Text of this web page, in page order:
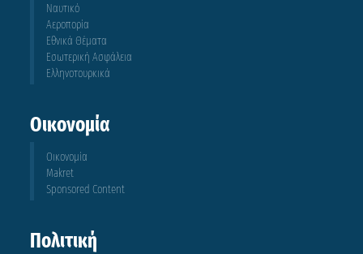
Ναυτικό
Αεροπορία
Εθνικά Θέματα
Εσωτερική Ασφάλεια
Ελληνοτουρκικά
Οικονομία
Οικονομία
Makret
Sponsored Content
Πολιτική